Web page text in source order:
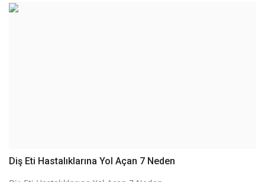
Diş Eti Hastalıklarına Yol Açan 7 Neden